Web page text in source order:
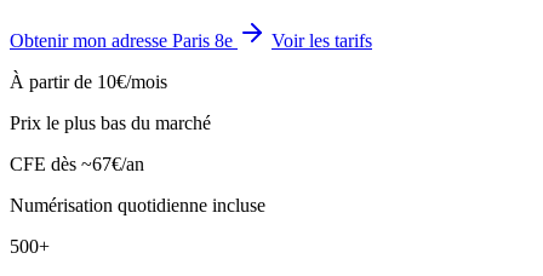
Obtenir mon adresse Paris 8e
Voir les tarifs
À partir de 10€/mois
Prix le plus bas du marché
CFE dès ~67€/an
Numérisation quotidienne incluse
500+